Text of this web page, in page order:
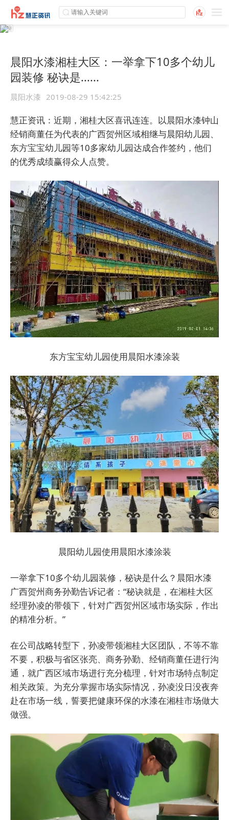
晨阳水漆湘桂大区：一举拿下10多个幼儿
园装修 秘诀是......
晨阳水漆 2019-08-29 15:42:25
慧正资讯： 近期，湘桂大区喜讯连连。以晨阳水漆钟山
经销商董任为代表的广西贺州区域相继与晨阳幼儿园、
东方宝宝幼儿园等10多家幼儿园达成合作签约，他们
的优秀成绩赢得众人点赞。
东方宝宝幼儿园使用晨阳水漆涂装
晨阳幼儿园使用晨阳水漆涂装
一举拿下10多个幼儿园装修，秘诀是什么？晨阳水漆
广西贺州商务孙勤告诉记者：“秘诀就是，在湘桂大区
经理孙凌的带领下，针对广西贺州区域市场实际，作出
的精准分析。”
在公司战略转型下，孙凌带领湘桂大区团队，不等不靠
不要，积极与省区张亮、商务孙勤、经销商董任进行沟
通，就广西区域市场进行充分梳理，针对市场特点制定
相关政策。为充分掌握市场实际情况，孙凌没日没夜奔
赴在市场一线，誓要把健康环保的水漆在湘桂市场做大
做强。